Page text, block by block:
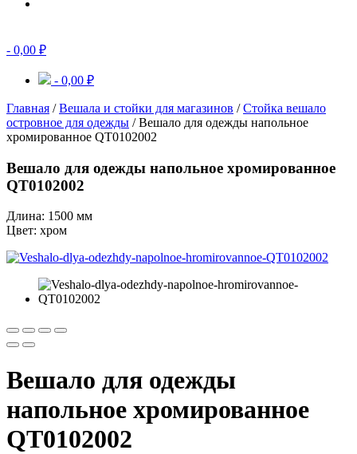
- 0,00 ₽
- 0,00 ₽
Главная /Вешала и стойки для магазинов /Стойка вешало
островное для одежды / Вешало для одежды напольное
хромированное QT0102002
Вешало для одежды напольное хромированное
QT0102002
Длина: 1500 мм
Цвет: хром
Вешало для одежды
напольное хромированное
QT0102002